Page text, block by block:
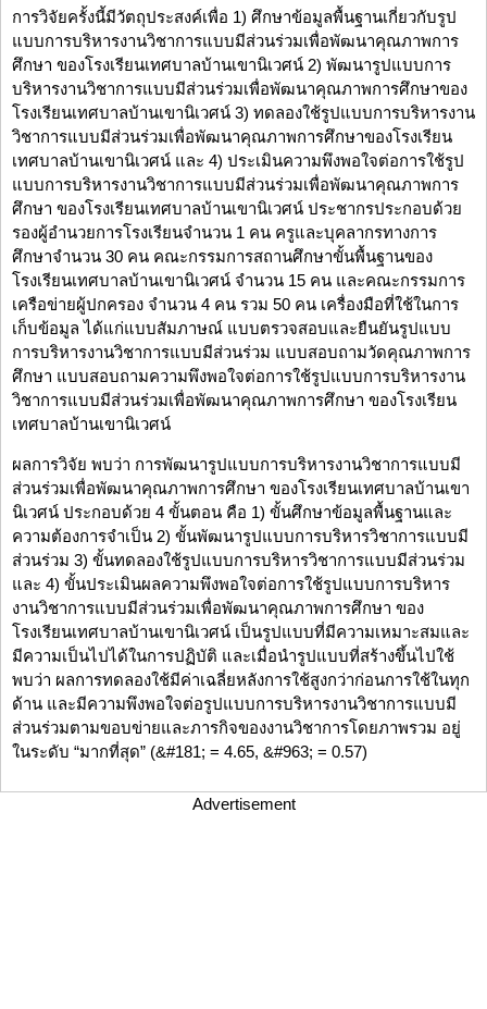
การวิจัยครั้งนี้มีวัตถุประสงค์เพื่อ 1) ศึกษาข้อมูลพื้นฐานเกี่ยวกับรูป
แบบการบริหารงานวิชาการแบบมีส่วนร่วมเพื่อพัฒนาคุณภาพการ
ศึกษา ของโรงเรียนเทศบาลบ้านเขานิเวศน์ 2) พัฒนารูปแบบการ
บริหารงานวิชาการแบบมีส่วนร่วมเพื่อพัฒนาคุณภาพการศึกษาของ
โรงเรียนเทศบาลบ้านเขานิเวศน์ 3) ทดลองใช้รูปแบบการบริหารงาน
วิชาการแบบมีส่วนร่วมเพื่อพัฒนาคุณภาพการศึกษาของโรงเรียน
เทศบาลบ้านเขานิเวศน์ และ 4) ประเมินความพึงพอใจต่อการใช้รูป
แบบการบริหารงานวิชาการแบบมีส่วนร่วมเพื่อพัฒนาคุณภาพการ
ศึกษา ของโรงเรียนเทศบาลบ้านเขานิเวศน์ ประชากรประกอบด้วย
รองผู้อำนวยการโรงเรียนจำนวน 1 คน ครูและบุคลากรทางการ
ศึกษาจำนวน 30 คน คณะกรรมการสถานศึกษาขั้นพื้นฐานของ
โรงเรียนเทศบาลบ้านเขานิเวศน์ จำนวน 15 คน และคณะกรรมการ
เครือข่ายผู้ปกครอง จำนวน 4 คน รวม 50 คน เครื่องมือที่ใช้ในการ
เก็บข้อมูล ได้แก่แบบสัมภาษณ์ แบบตรวจสอบและยืนยันรูปแบบ
การบริหารงานวิชาการแบบมีส่วนร่วม แบบสอบถามวัดคุณภาพการ
ศึกษา แบบสอบถามความพึงพอใจต่อการใช้รูปแบบการบริหารงาน
วิชาการแบบมีส่วนร่วมเพื่อพัฒนาคุณภาพการศึกษา ของโรงเรียน
เทศบาลบ้านเขานิเวศน์
ผลการวิจัย พบว่า การพัฒนารูปแบบการบริหารงานวิชาการแบบมี
ส่วนร่วมเพื่อพัฒนาคุณภาพการศึกษา ของโรงเรียนเทศบาลบ้านเขา
นิเวศน์ ประกอบด้วย 4 ขั้นตอน คือ 1) ขั้นศึกษาข้อมูลพื้นฐานและ
ความต้องการจำเป็น 2) ขั้นพัฒนารูปแบบการบริหารวิชาการแบบมี
ส่วนร่วม 3) ขั้นทดลองใช้รูปแบบการบริหารวิชาการแบบมีส่วนร่วม
และ 4) ขั้นประเมินผลความพึงพอใจต่อการใช้รูปแบบการบริหาร
งานวิชาการแบบมีส่วนร่วมเพื่อพัฒนาคุณภาพการศึกษา ของ
โรงเรียนเทศบาลบ้านเขานิเวศน์ เป็นรูปแบบที่มีความเหมาะสมและ
มีความเป็นไปได้ในการปฏิบัติ และเมื่อนำรูปแบบที่สร้างขึ้นไปใช้
พบว่า ผลการทดลองใช้มีค่าเฉลี่ยหลังการใช้สูงกว่าก่อนการใช้ในทุก
ด้าน และมีความพึงพอใจต่อรูปแบบการบริหารงานวิชาการแบบมี
ส่วนร่วมตามขอบข่ายและภารกิจของงานวิชาการโดยภาพรวม อยู่
ในระดับ “มากที่สุด” (&#181; = 4.65, &#963; = 0.57)
Advertisement